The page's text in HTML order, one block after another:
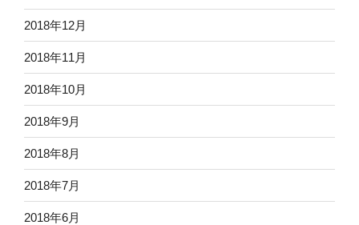
2018年12月
2018年11月
2018年10月
2018年9月
2018年8月
2018年7月
2018年6月